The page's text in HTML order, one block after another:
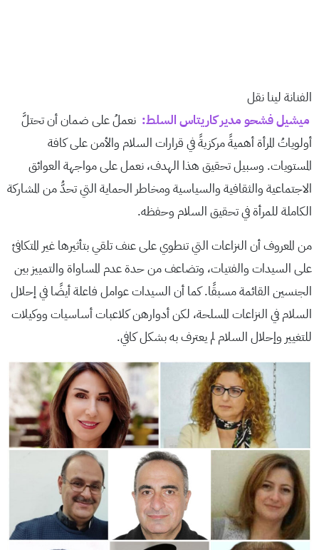
الفنانة لينا نقل
ميشيل فشحو مدير كاريتاس السلط: نعملُ على ضمان أن تحتلَّ
أولوياتُ المرأة أهميةً مركزيةً في قرارات السلام والأمن على كافة
المستويات. وسبيل تحقيق هذا الهدف، نعمل على مواجهة العوائق
الاجتماعية والثقافية والسياسية ومخاطر الحماية التي تحدُّ من المشاركة
الكاملة للمرأة في تحقيق السلام وحفظه.
من المعروف أن النزاعات التي تنطوي على عنف تلقي بتأثيرها غير المتكافئ
على السيدات والفتيات، وتضاعف من حدة عدم المساواة والتمييز بين
الجنسين القائمة مسبقًا. كما أن السيدات عوامل فاعلة أيضًا في إحلال
السلام في النزاعات المسلحة، لكن أدوارهن كلاعبات أساسيات ووكيلات
للتغيير وإحلال السلام لم يعترف به بشكل كافي.